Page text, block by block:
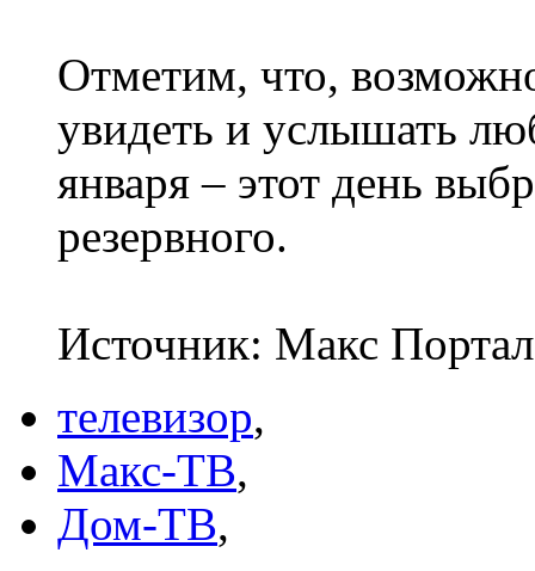
Отметим, что,
увидеть и услышать
января – этот день
резервного.
Источник: Макс Портал
телевизор,
Макс-ТВ,
Дом-ТВ,